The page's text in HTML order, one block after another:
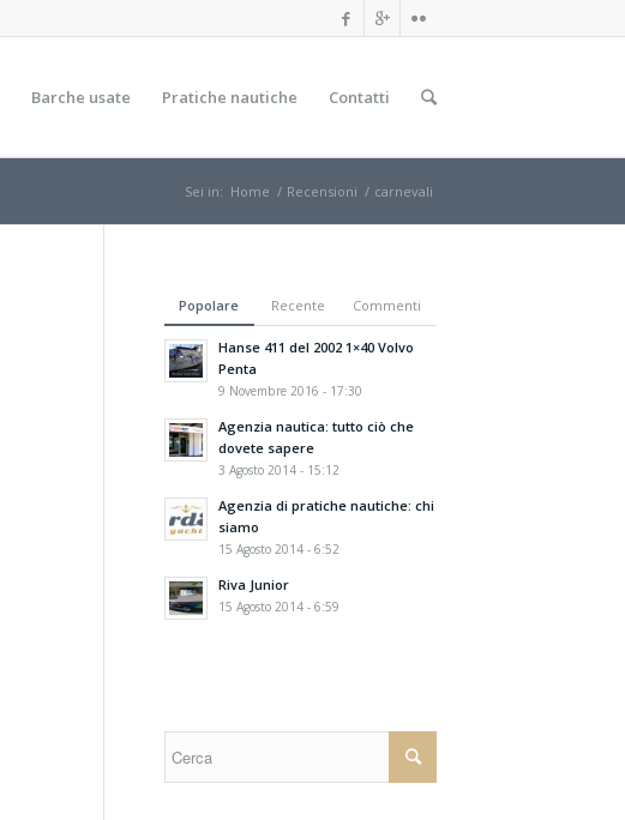
Barche usate Pratiche nautiche Contatti
Sei in: Home / Recensioni / carnevali
Popolare Recente Commenti
Hanse 411 del 2002 1×40 Volvo
Penta
9 Novembre 2016 - 17:30
Agenzia nautica: tutto ciò che
dovete sapere
3 Agosto 2014 - 15:12
Agenzia di pratiche nautiche: chi
siamo
15 Agosto 2014 - 6:52
Riva Junior
15 Agosto 2014 - 6:59